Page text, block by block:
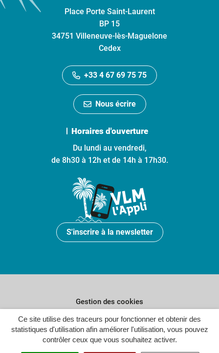
Ce site utilise des traceurs pour fonctionner et obtenir des
statistiques d'utilisation afin améliorer l'utilisation, vous pouvez
contrôler ceux que vous souhaitez activer.
Place Porte Saint-Laurent
BP 15
34751 Villeneuve-lès-Maguelone
Cedex
+33 4 67 69 75 75
Nous écrire
Horaires d'ouverture
Du lundi au vendredi,
de 8h30 à 12h et de 14h à 17h30.
S'inscrire à la newsletter
Gestion des cookies
Plan du site
Politique de confidentialité